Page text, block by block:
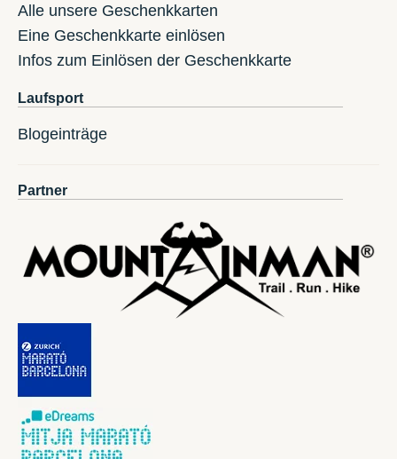
Alle unsere Geschenkkarten
Eine Geschenkkarte einlösen
Infos zum Einlösen der Geschenkkarte
Laufsport
Blogeinträge
Partner